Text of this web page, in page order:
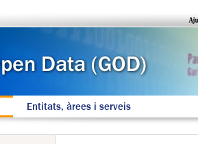
Entitats, àrees i serveis